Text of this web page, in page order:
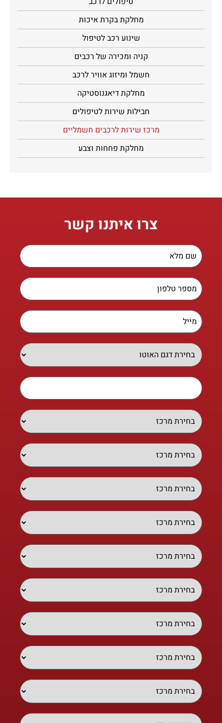
מחלקת בקרת איכות
שינוע רכב לטיפול
קניה ומכירה של רכבים
חשמל ומיזוג אוויר לרכב
מחלקת דיאגנוסטיקה
חבילות שירות לטיפולים
מרכז שירות לרכבים חשמליים
מחלקת פחחות וצבע
צרו איתנו קשר